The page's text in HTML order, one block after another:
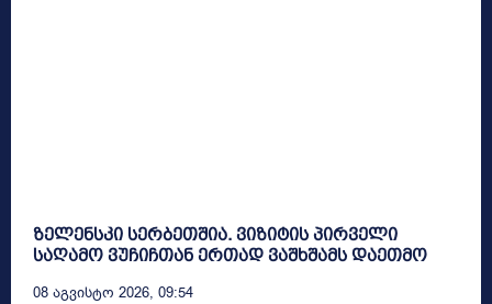
ზელენსკი სერბეთშია. ვიზიტის პირველი
საღამო ვუჩიჩთან ერთად ვაშხშამს დაეთმო
08 Აგვისტო 2026, 09:54